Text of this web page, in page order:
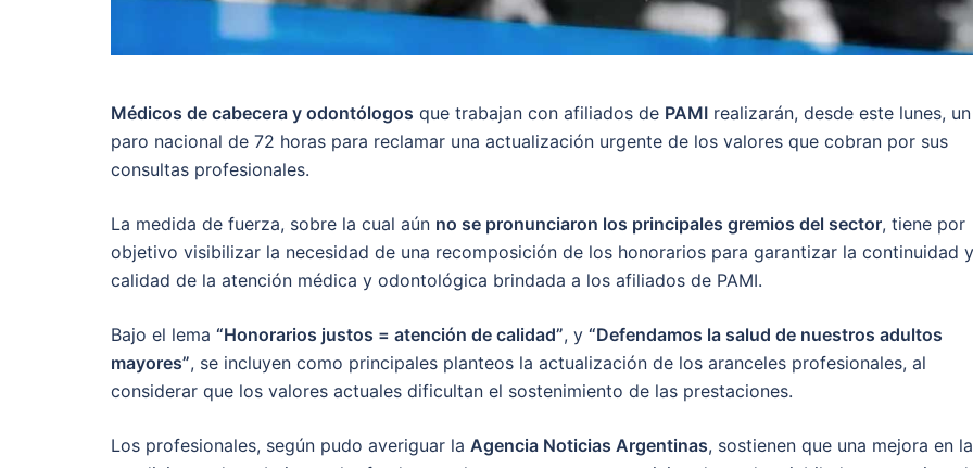
Médicos de cabecera y odontólogos que trabajan con afiliados de PAMI realizarán, desde este lunes, un
paro nacional de 72 horas para reclamar una actualización urgente de los valores que cobran por sus
consultas profesionales.
La medida de fuerza, sobre la cual aún no se pronunciaron los principales gremios del sector, tiene por
objetivo visibilizar la necesidad de una recomposición de los honorarios para garantizar la continuidad
calidad de la atención médica y odontológica brindada a los afiliados de PAMI.
Bajo el lema “Honorarios justos = atención de calidad”, y “Defendamos la salud de nuestros adultos
mayores”, se incluyen como principales planteos la actualización de los aranceles profesionales, al
considerar que los valores actuales dificultan el sostenimiento de las prestaciones.
Los profesionales, según pudo averiguar la Agencia Noticias Argentinas, sostienen que una mejora en